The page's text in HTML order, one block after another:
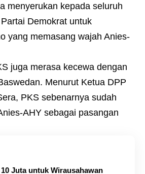
menyerukan kepada seluruh
Demokrat untuk
yang memasang wajah Anies-
juga merasa kecewa dengan
Menurut Ketua DPP
PKS sebenarnya sudah
AHY sebagai pasangan
Juta untuk Wirausahawan